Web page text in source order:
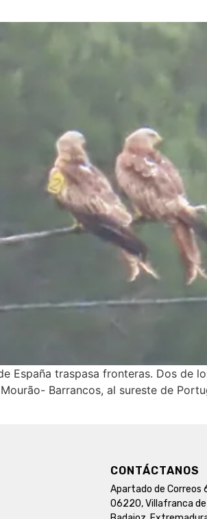
España traspasa fronteras. Dos de
Barrancos, al sureste de
CONTÁCTANOS
Apartado de Correos
06220, Villafranca de